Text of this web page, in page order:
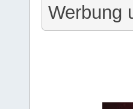
Werbung